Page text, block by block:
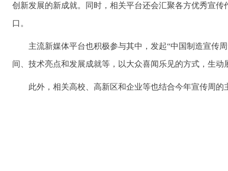
创新发展的新成就。同时，相关平台还会汇聚各方优秀宣
口。
主流新媒体平台也积极参与其中，发起“中国制造宣传
间、技术亮点和发展成就等，以大众喜闻乐见的方式，生
此外，相关高校、高新区和企业等也结合今年宣传周